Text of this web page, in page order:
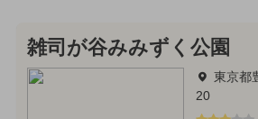
雑司が谷みみずく公園
東京都
20